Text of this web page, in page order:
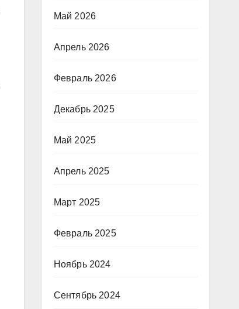
Май 2026
Апрель 2026
Февраль 2026
Декабрь 2025
Май 2025
Апрель 2025
Март 2025
Февраль 2025
Ноябрь 2024
Сентябрь 2024